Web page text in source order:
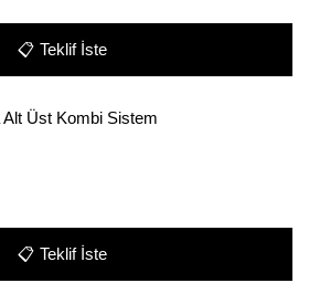
📋 Teklif İste
Alt Üst Kombi Sistem
📋 Teklif İste